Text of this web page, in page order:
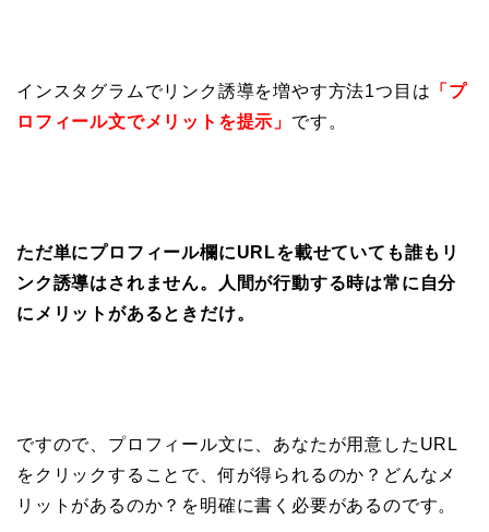
インスタグラムでリンク誘導を増やす方法1つ目は 「プ
ロフィール文でメリットを提示」 です。
ただ単にプロフィール欄にURLを載せていても誰もリ
ンク誘導はされません。人間が行動する時は常に自分
にメリットがあるときだけ。
ですので、プロフィール文に、あなたが用意したURL
をクリックすることで、何が得られるのか？どんなメ
リットがあるのか？を明確に書く必要があるのです。